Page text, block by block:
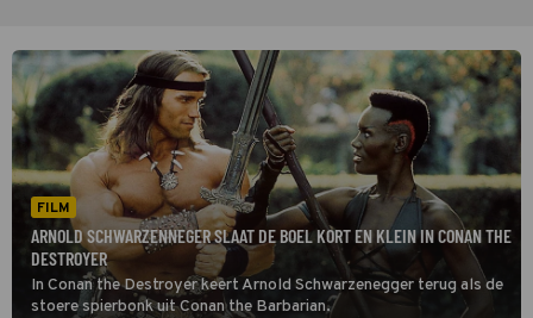
FILM
ARNOLD SCHWARZENNEGER SLAAT DE BOEL KORT EN KLEIN IN CONAN THE
DESTROYER
In Conan the Destroyer keert Arnold Schwarzenegger terug als de
stoere spierbonk uit Conan the Barbarian.